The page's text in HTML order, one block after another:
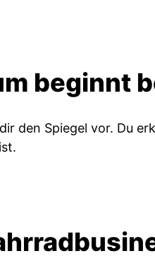
beginnt
den Spiegel vor. Du